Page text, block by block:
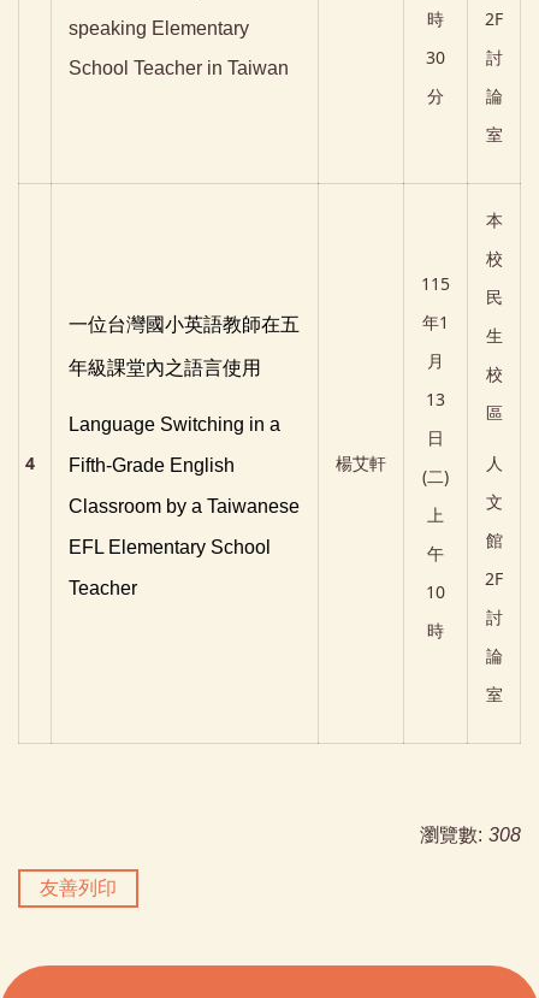
speaking Elementary
School Teacher in Taiwan
時
30
分
2F
討
論
室
4
一位台灣國小英語教師在五
年級課堂內之語言使用
Language Switching in a
Fifth-Grade English
Classroom by a Taiwanese
EFL Elementary School
Teacher
楊艾軒
115
年1
月
13
日
(二)
上
午
10
時
本
校
民
生
校
區
人
文
館
2F
討
論
室
瀏覽數: 308
友善列印